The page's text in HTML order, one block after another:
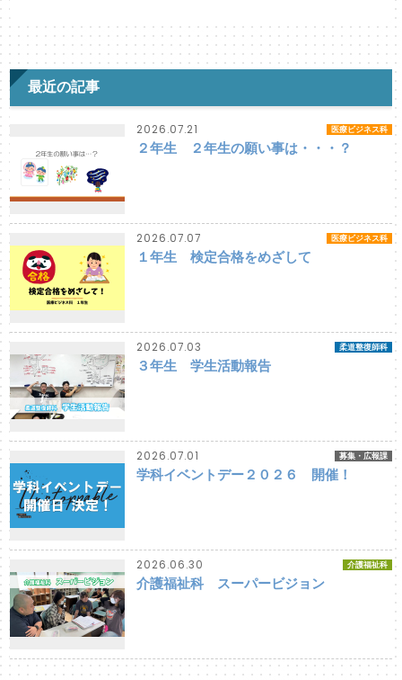
最近の記事
2026.07.21 医療ビジネス科
２年生 ２年生の願い事は・・・？
2026.07.07 医療ビジネス科
１年生 検定合格をめざして
2026.07.03 柔道整復師科
３年生 学生活動報告
2026.07.01 募集・広報課
学科イベントデー２０２６ 開催！
2026.06.30 介護福祉科
介護福祉科 スーパービジョン